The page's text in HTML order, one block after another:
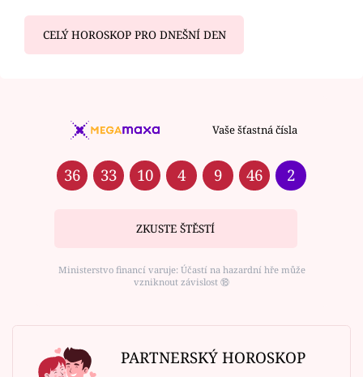
CELÝ HOROSKOP PRO DNEŠNÍ DEN
Vaše šťastná čísla
36 33 10 4 9 46 2
ZKUSTE ŠTĚSTÍ
Ministerstvo financí varuje: Účastí na hazardní hře může
vzniknout závislost ⑱
PARTNERSKÝ HOROSKOP